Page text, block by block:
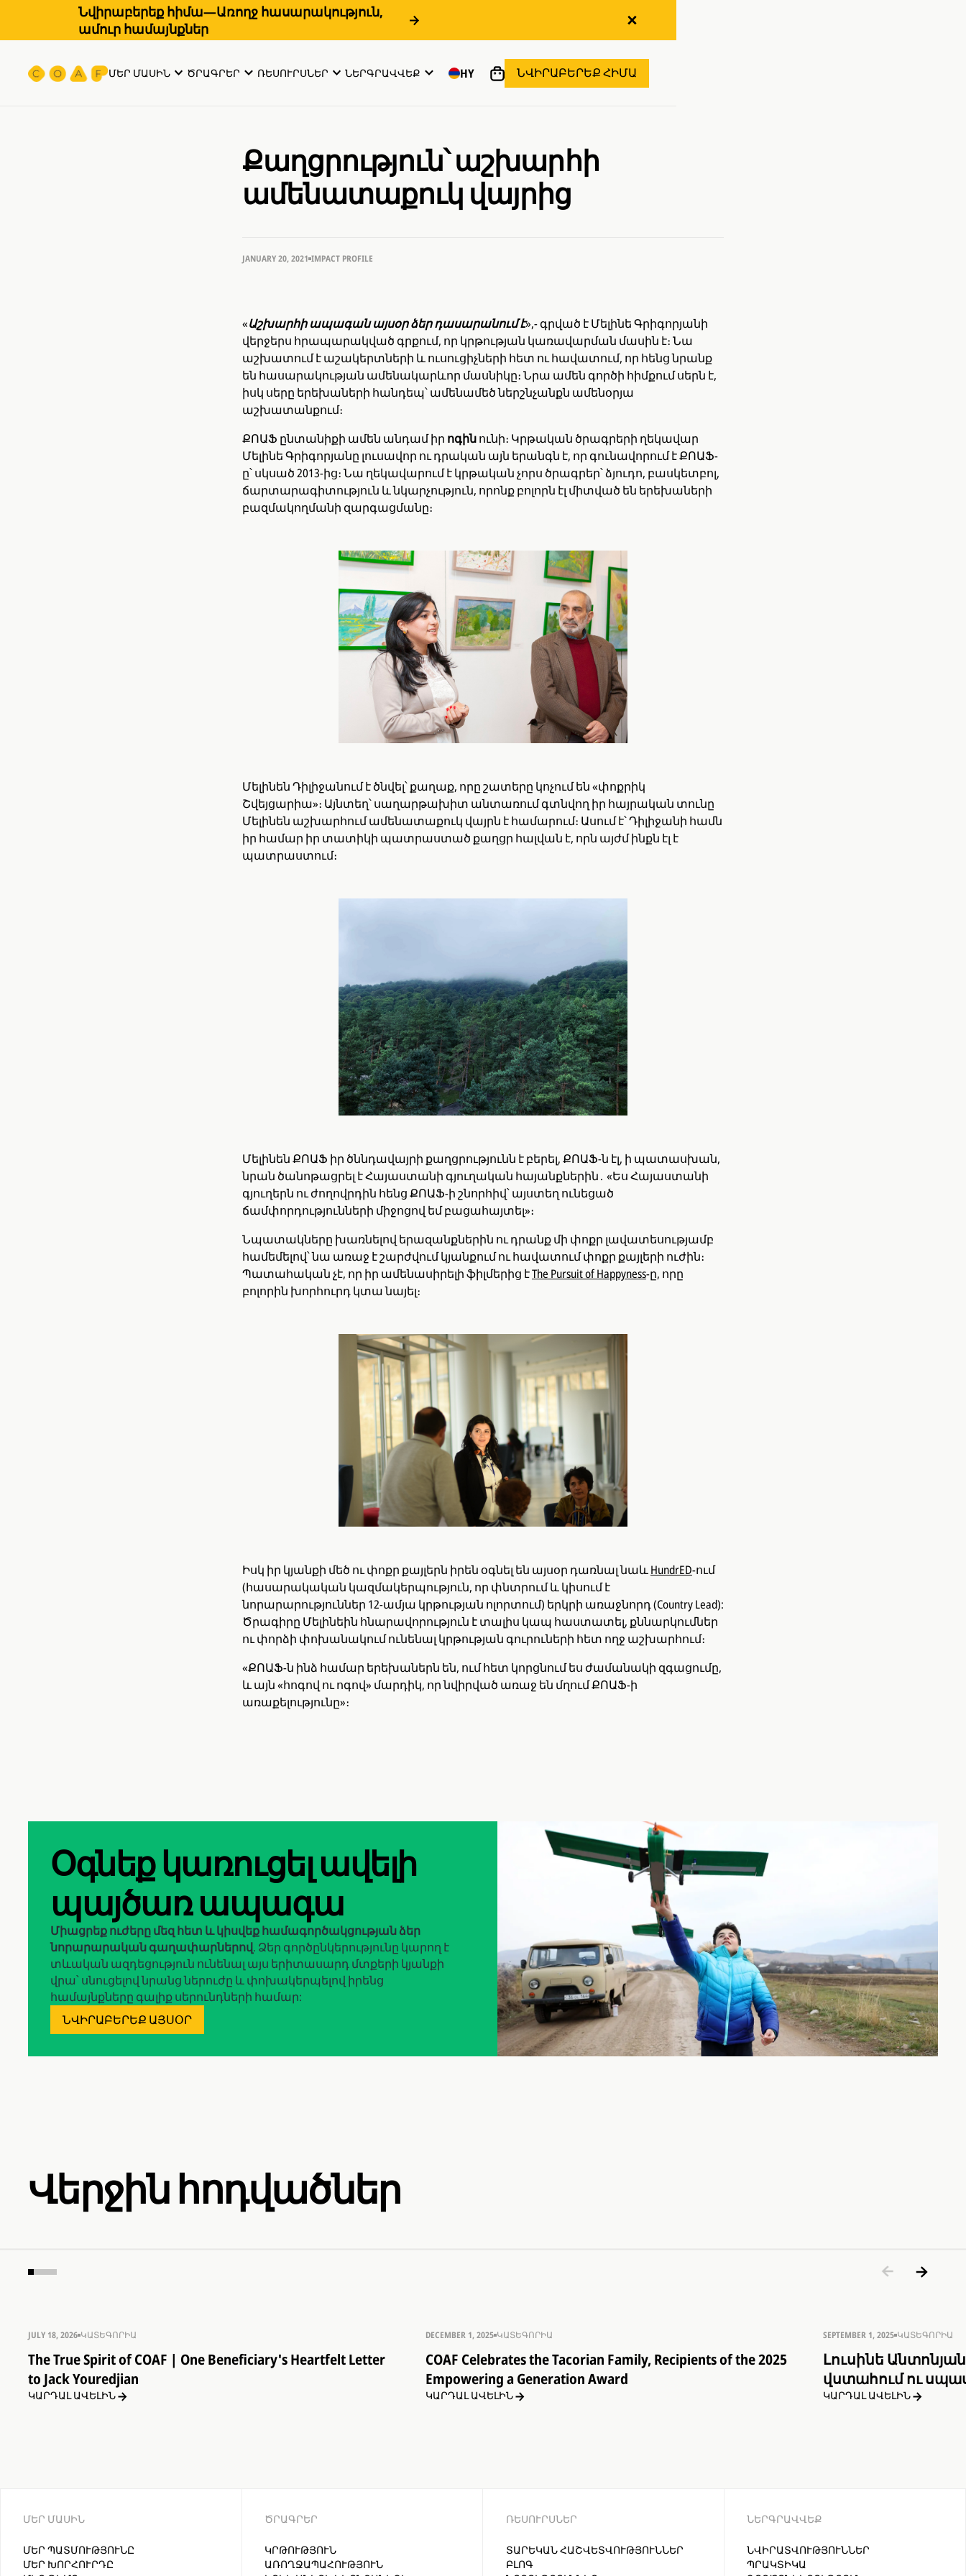
Նվիրաբերեք հիմա—Առողջ հասարակություն,
ամուր համայնքներ
ՄԵՐ ՄԱՍԻՆ ԾՐԱԳՐԵՐ ՌԵՍՈՒՐՍՆԵՐ ՆԵՐԳՐԱՎՎԵՔ HY ՆՎԻՐԱԲԵՐԵՔ ՀԻՄԱ
Քաղցրություն՝ աշխարհի
ամենատաքուկ վայրից
JANUARY 20, 2021 IMPACT PROFILE
«Աշխարհի ապագան այսօր ձեր դասարանում է»,- գրված է Մելինե Գրիգորյանի
վերջերս հրապարակված գրքում, որ կրթության կառավարման մասին է։ Նա
աշխատում է աշակերտների և ուսուցիչների հետ ու հավատում, որ հենց նրանք
են հասարակության ամենակարևոր մասնիկը։ Նրա ամեն գործի հիմքում սերն է,
իսկ սերը երեխաների հանդեպ՝ ամենամեծ ներշնչանքն ամենօրյա
աշխատանքում։
ՔՈԱՖ ընտանիքի ամեն անդամ իր ոգինունի։ Կրթական ծրագրերի ղեկավար
Մելինե Գրիգորյանը լուսավոր ու դրական այն երանգն է, որ գունավորում է ՔՈԱՖ-
ը՝ սկսած 2013-ից։ Նա ղեկավարում է կրթական չորս ծրագրեր՝ ձյուդո, բասկետբոլ,
ճարտարագիտություն և նկարչություն, որոնք բոլորն էլ միտված են երեխաների
բազմակողմանի զարգացմանը։
Մելինեն Դիլիջանում է ծնվել՝ քաղաք, որը շատերը կոչում են «փոքրիկ
Շվեյցարիա»։ Այնտեղ՝ սաղարթախիտ անտառում գտնվող իր հայրական տունը
Մելինեն աշխարհում ամենատաքուկ վայրն է համարում։ Ասում է՝ Դիլիջանի համն
իր համար իր տատիկի պատրաստած քաղցր հալվան է, որն այժմ ինքն էլ է
պատրաստում։
Մելինեն ՔՈԱՖ իր ծննդավայրի քաղցրությունն է բերել, ՔՈԱՖ-ն էլ, ի պատասխան,
նրան ծանոթացրել է Հայաստանի գյուղական հայանքներին․ «Ես Հայաստանի
գյուղերն ու ժողովրդին հենց ՔՈԱՖ-ի շնորհիվ՝ այստեղ ունեցած
ճամփորդությունների միջոցով եմ բացահայտել»։
Նպատակները խառնելով երազանքներին ու դրանք մի փոքր լավատեսությամբ
համեմելով՝ նա առաջ է շարժվում կյանքում ու հավատում փոքր քայլերի ուժին։
Պատահական չէ, որ իր ամենասիրելի ֆիլմերից էThe Pursuit of Happyness-ը, որը
բոլորին խորհուրդ կտա նայել։
Իսկ իր կյանքի մեծ ու փոքր քայլերն իրեն օգնել են այսօր դառնալ նաևHundrED-ում
(հասարակական կազմակերպություն, որ փնտրում և կիսում է
նորարարություններ 12-ամյա կրթության ոլորտում) երկրի առաջնորդ (Country Lead):
Ծրագիրը Մելինեին հնարավորություն է տալիս կապ հաստատել, քննարկումներ
ու փորձի փոխանակում ունենալ կրթության գուրուների հետ ողջ աշխարհում։
«ՔՈԱՖ-ն ինձ համար երեխաներն են, ում հետ կորցնում ես ժամանակի զգացումը,
և այն «հոգով ու ոգով» մարդիկ, որ նվիրված առաջ են մղում ՔՈԱՖ-ի
առաքելությունը»։
Օգնեք կառուցել ավելի
պայծառ ապագա
Միացրեք ուժերը մեզ հետ և կիսվեք համագործակցության ձեր
նորարարական գաղափարներով. Ձեր գործընկերությունը կարող է
տևական ազդեցություն ունենալ այս երիտասարդ մտքերի կյանքի
վրա՝ սնուցելով նրանց ներուժը և փոխակերպելով իրենց
համայնքները գալիք սերունդների համար:
ՆՎԻՐԱԲԵՐԵՔ ԱՅՍՕՐ
Վերջին հոդվածներ
JULY 18, 2026 ԿԱՏԵԳՈՐԻԱ
The True Spirit of COAF | One Beneficiary's Heartfelt Letter
to Jack Youredjian
ԿԱՐԴԱԼ ԱՎԵԼԻՆ
DECEMBER 1, 2025 ԿԱՏԵԳՈՐԻԱ
COAF Celebrates the Tacorian Family, Recipients of the 2025
Empowering a Generation Award
ԿԱՐԴԱԼ ԱՎԵԼԻՆ
SEPTEMBER 1, 2025 ԿԱՏԵԳՈՐԻԱ
Լուսինե
վստահում ու
ԿԱՐԴԱԼ ԱՎԵԼԻՆ
ՄԵՐ ՄԱՍԻՆ
ՄԵՐ ՊԱՏՄՈՒԹՅՈՒՆԸ
ՄԵՐ ԽՈՐՀՈՒՐԴԸ
ԾՐԱԳՐԵՐ
ԿՐԹՈՒԹՅՈՒՆ
ԱՌՈՂՋԱՊԱՀՈՒԹՅՈՒՆ
ՌԵՍՈՒՐՍՆԵՐ
ՏԱՐԵԿԱՆ ՀԱՇՎԵՏՎՈՒԹՅՈՒՆՆԵՐ
ԲԼՈԳ
ՆԵՐԳՐԱՎՎԵՔ
ՆՎԻՐԱՏՎՈՒԹՅՈՒՆՆԵՐ
ՊՐԱԿՏԻԿԱ